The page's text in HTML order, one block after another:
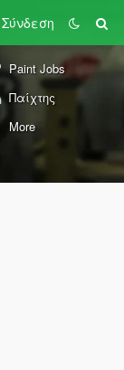
Σύνδεση
Paint Jobs
Παίχτης
More